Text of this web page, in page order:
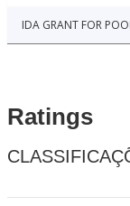
IDA GRANT FOR
Ratings